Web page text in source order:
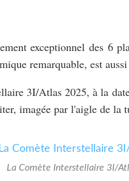
exceptionnel des 6
remarquable, est
3I/Atlas 2025, à la
imagée par l'aigle de la
La Comète Interstellaire 3I/